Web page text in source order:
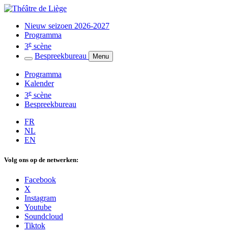
Nieuw seizoen 2026-2027
Programma
3e scène
Bespreekbureau
Menu
Programma
Kalender
3e scène
Bespreekbureau
FR
NL
EN
Volg ons op de netwerken:
Facebook
X
Instagram
Youtube
Soundcloud
Tiktok